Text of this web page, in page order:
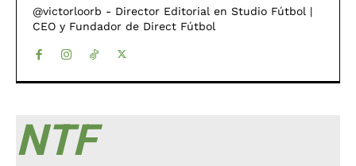
@victorloorb - Director Editorial en Studio Fútbol |
CEO y Fundador de Direct Fútbol
NTF